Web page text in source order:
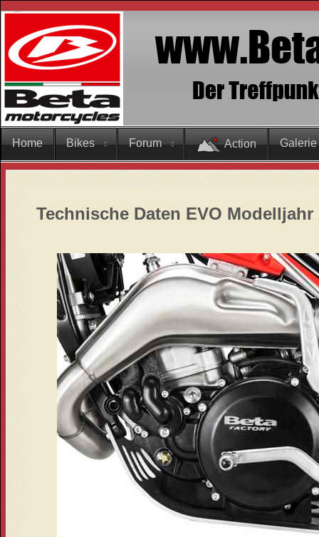
Home Bikes Forum Action Galerie
Technische Daten EVO Modelljahr